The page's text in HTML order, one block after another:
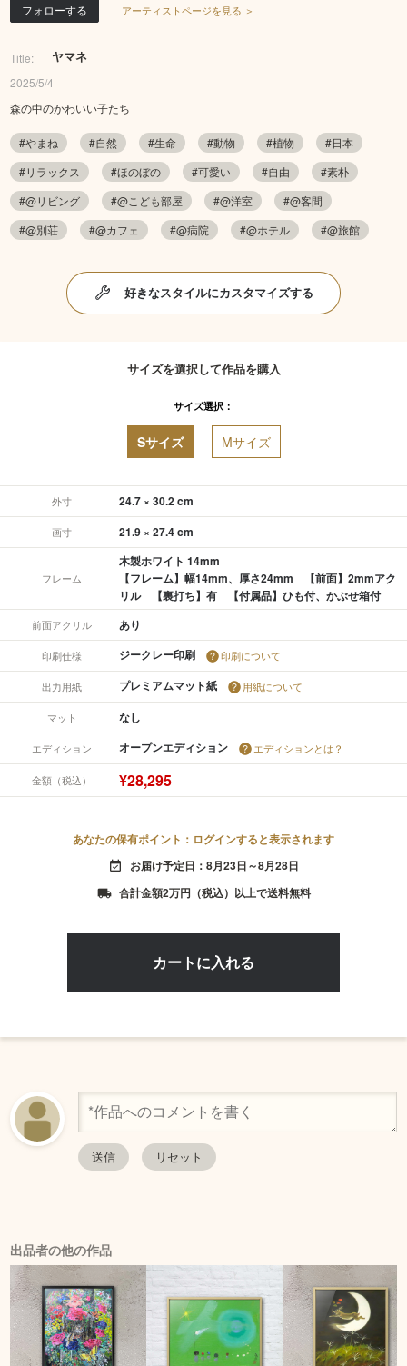
フォローする アーティストページを見る ＞
Title: ヤマネ
2025/5/4
森の中のかわいい子たち
#やまね #自然 #生命 #動物 #植物
#日本
#リラックス
#ほのぼの #可愛い #自由
#素朴
#@リビング
#@こども部屋 #@洋室
#@客間
#@別荘
#@カフェ #@病院 #@ホテル #@旅館
好きなスタイルにカスタマイズする
サイズを選択して作品を購入
サイズ選択：
Sサイズ Mサイズ
外寸 24.7 × 30.2 cm
画寸 21.9 × 27.4 cm
フレーム
木製ホワイト 14mm
【フレーム】幅14mm、厚さ24mm 【前面】2mmアク
リル 【裏打ち】有 【付属品】ひも付、かぶせ箱付
前面アクリル あり
印刷仕様 ジークレー印刷 印刷について
出力用紙 プレミアムマット紙 用紙について
マット なし
エディション オープンエディション エディションとは？
金額（税込） ¥28,295
あなたの保有ポイント：ログインすると表示されます
event_available お届け予定日：8月23日～8月28日
local_shipping 合計金額2万円（税込）以上で送料無料
出品者の他の作品